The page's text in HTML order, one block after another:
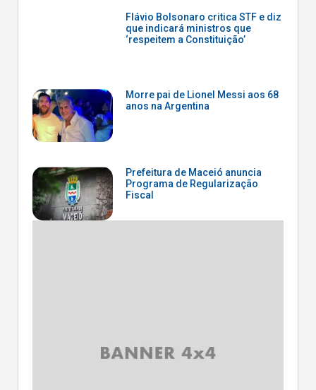
Flávio Bolsonaro critica STF e diz
que indicará ministros que
‘respeitem a Constituição’
Morre pai de Lionel Messi aos 68
anos na Argentina
Prefeitura de Maceió anuncia
Programa de Regularização
Fiscal